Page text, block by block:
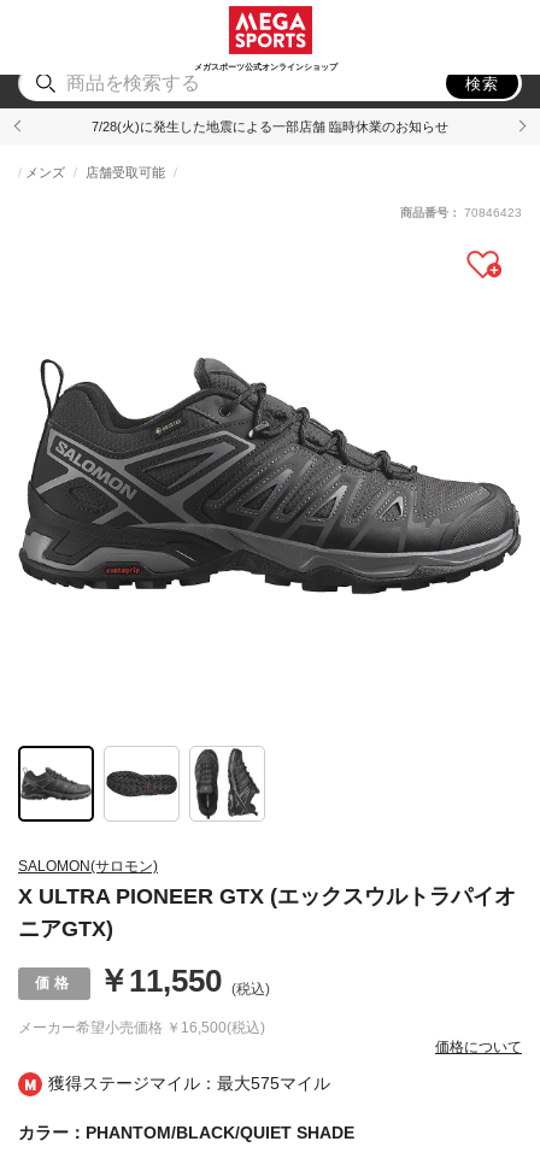
メガスポーツ公式オンラインショップ
アウトドア
検索
7/28(火)に発生した地震による一部店舗 臨時休業のお知らせ
獲得ステージマイル：最大575マイル
SALOMON(サロモン)
X ULTRA PIONEER GTX (エックスウルトラパイオ
ニアGTX)
メンズ 店舗受取可能
メーカー希望小売価格 ￥16,500(税込)
￥11,550 (税込)
価格について
商品番号： 70846423
カラー：PHANTOM/BLACK/QUIET SHADE